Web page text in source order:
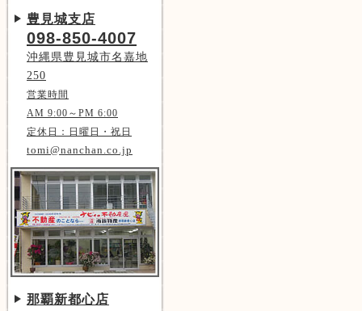
豊見城支店
098-850-4007
沖縄県豊見城市名嘉地
250
営業時間
AM 9:00～PM 6:00
定休日：日曜日・祝日
tomi@nanchan.co.jp
那覇新都心店